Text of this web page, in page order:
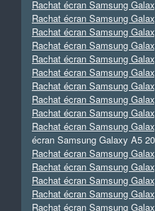
Rachat écran Samsung
Rachat écran Samsung
Rachat écran Samsung
Rachat écran Samsung
Rachat écran Samsung
Rachat écran Samsung
Rachat écran Samsung
Rachat écran Samsung
Rachat écran Samsung
Rachat écran Samsung
écran Samsung Galaxy A5
Rachat écran Samsung
Rachat écran Samsung
Rachat écran Samsung
Rachat écran Samsung
Rachat écran Samsung